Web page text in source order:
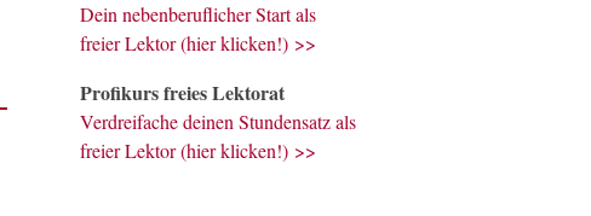
Dein nebenberuflicher Start als
freier Lektor (hier klicken!) >>
Profikurs freies Lektorat
Verdreifache deinen Stundensatz als
freier Lektor (hier klicken!) >>